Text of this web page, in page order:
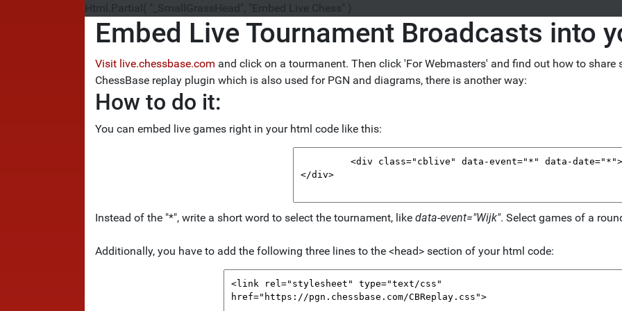
Html.Partial( "_SmallGrassHead", "Embed Live Chess" )
Embed Live Tournament Broadcasts into
Visit live.chessbase.com and click on a tourmanent. Then click 'For Webmasters' and find out how to
ChessBase replay plugin which is also used for PGN and diagrams, there is another way:
How to do it:
You can embed live games right in your html code like this:
Instead of the "*", write a short word to select the tournament, like data-event="Wijk". Select games of a
Additionally, you have to add the following three lines to the <head> section of your html code: